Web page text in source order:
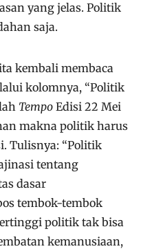
yang jelas. Politik
saja.
kembali membaca
kolomnya, “Politik
Tempo Edisi 22 Mei
makna politik harus
Tulisnya: “Politik
tentang
dasar
tembok-tembok
politik tak bisa
kemanusiaan,